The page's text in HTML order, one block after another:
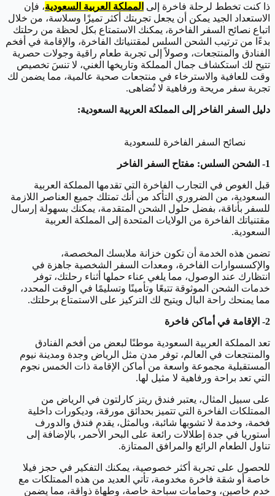
ذا كنت تخطط لرحلة فاخرة إلى المملكة العربية السعودية، فإن
الاستعداد الجيد يمكن أن يجعل تجربتك أكثر تميزًا وسلاسة، من خلال
اتباع نصائح السفر الفاخرة، يمكنك الاستمتاع بكل لحظة من رحلتك
بدءًا من ترتيب الشحن السلس لمقتنياتك الفاخرة، والإقامة في أفخم
الفنادق والمنتجعات، وصولاً إلى تجربة طعام راقية وجولات حصرية
تتيح لك استكشاف جمال المملكة وتاريخها الغني، لا تنسَ تخصيص
وقت للعافية والاسترخاء في منتجعات صحية عالمية، مما يضمن لك
تجربة سفر مريحة ورفاهية لا تُضاهى.
دليل السفر الفاخر إلى المملكة العربية السعودية:
نصائح السفر الفاخرة للسعودية
1- الشحن السلس: مفتاح السفر الفاخر
قبل الغوص في التجارب الفاخرة التي تقدمها المملكة العربية
السعودية، من الضروري التأكد من أنك تمتلك جميع العناصر اللازمة
للسفر بأناقة، بفضل حلول الشحن المتقدمة، يمكنك بسهولة إرسال
مقتنياتك الفاخرة من الولايات المتحدة إلى المملكة العربية
السعودية.
تضمن هذه الخدمة أن تكون خزانة ملابسك المخصصة،
والإكسسوارات الفاخرة، ومعدات السفر الشخصية جاهزة في
انتظارك عند الوصول، مما يلغي عناء حملها أثناء رحلتك، توفر
خدمات الشحن الموثوقة تتبعًا وتأمينًا وتسليمًا في الوقت المحدد،
مما يمنحك راحة البال ويتيح لك التركيز على الاستمتاع برحلتك.
2- الإقامة في أماكن فاخرة
تعد المملكة العربية السعودية موطنًا لبعض من أفخم الفنادق
والمنتجعات في العالم، توفر مدن مثل الرياض وجدة ومدينة نيوم
المستقبلية مجموعة واسعة من أماكن الإقامة ذات الخمس نجوم
التي تعد براحة ورفاهية لا مثيل لها.
على سبيل المثال، يعتبر فندق ريتز كارلتون في الرياض من
الممتلكات الفاخرة التي تتميز بحدائق مورقة، وديكورات داخلية
فخمة، وخدمة لا تشوبها شائبة، وبالمثل، يقدم فندق والدورف
أستوريا في جدة إطلالات رائعة على البحر الأحمر، بالإضافة إلى
تناول الطعام الرائع والمرافق الممتازة.
للحصول على تجربة أكثر خصوصية، يمكنك التفكير في حجز فيلا
خاصة أو شقة فاخرة مخدومة، تأتي العديد من هذه الممتلكات مع
خدم خاصين، وحمامات سباحة خاصة، وطهاة ذواقة، مما يضمن